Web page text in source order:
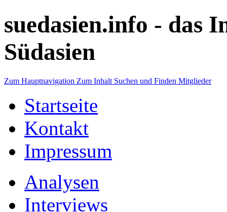
suedasien.info - das
Südasien
Zum Hauptnavigation Zum Inhalt Suchen und Finden Mitglieder
Startseite
Kontakt
Impressum
Analysen
Interviews